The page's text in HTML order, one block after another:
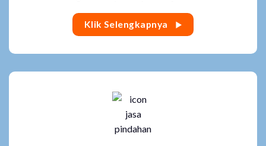
Klik Selengkapnya